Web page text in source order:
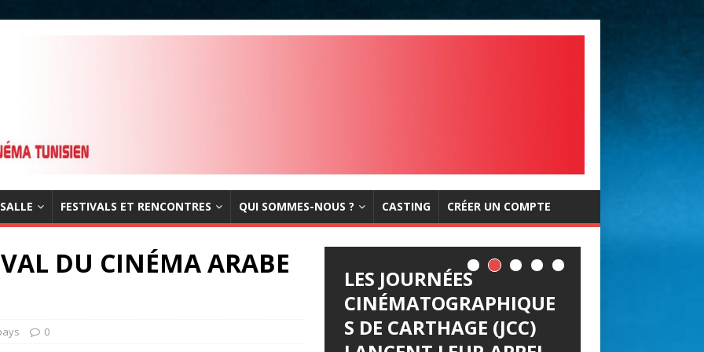
FESTIVALS ET RENCONTRES QUI SOMMES-NOUS ? CASTING CRÉER UN COMPTE
DU CINÉMA ARABE
0
LES JOURNÉES
CINÉMATOGRAPHIQUE
S DE CARTHAGE (JCC)